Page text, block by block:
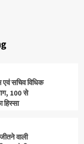
एवं सचिव विधिक
100 से
वाली